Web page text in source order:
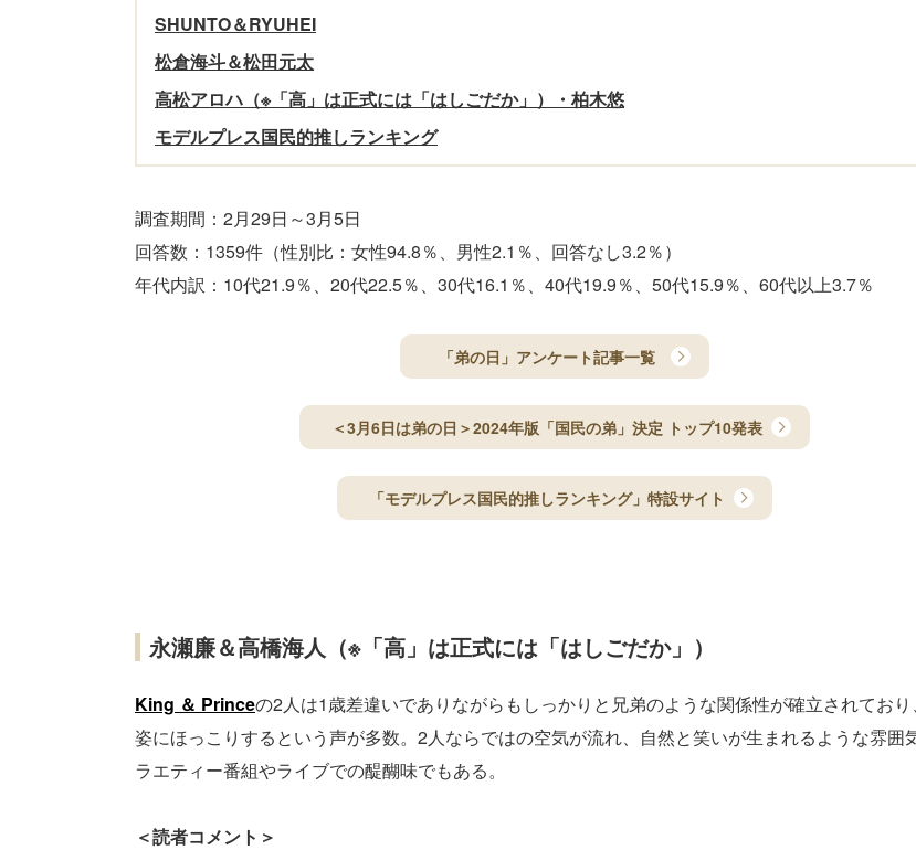
SHUNTO＆RYUHEI
松倉海斗＆松田元太
高松アロハ（※「高」は正式には「はしごだか」）・柏木悠
モデルプレス国民的推しランキング
調査期間：2月29日～3月5日
回答数：1359件（性別比：女性94.8％、男性2.1％、回答なし3.2％）
年代内訳：10代21.9％、20代22.5％、30代16.1％、40代19.9％、50代15.9％、60代以上3.7％
「弟の日」アンケート記事一覧
＜3月6日は弟の日＞2024年版「国民の弟」決定 トップ10発表
「モデルプレス国民的推しランキング」特設サイト
永瀬廉＆高橋海人（※「高」は正式には「はしごだか」）
King ＆ Princeの2人は1歳差違いでありながらもしっかりと兄弟のような関係性が確立されてお
姿にほっこりするという声が多数。2人ならではの空気が流れ、自然と笑いが生まれるような雰囲
ラエティー番組やライブでの醍醐味でもある。
＜読者コメント＞